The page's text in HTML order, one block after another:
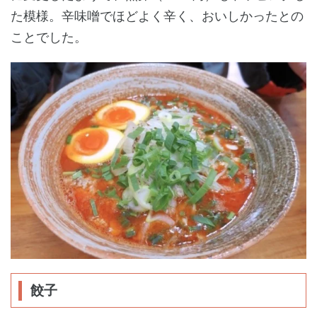
た模様。辛味噌でほどよく辛く、おいしかったとの
ことでした。
餃子